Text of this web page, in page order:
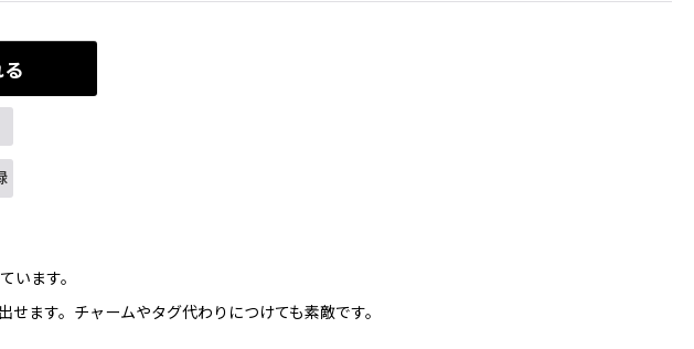
います。
ます。チャームやタグ代わりにつけても素敵です。